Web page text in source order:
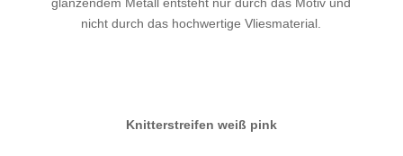
nicht durch das hochwertige Vliesmaterial.
Knitterstreifen weiß pink